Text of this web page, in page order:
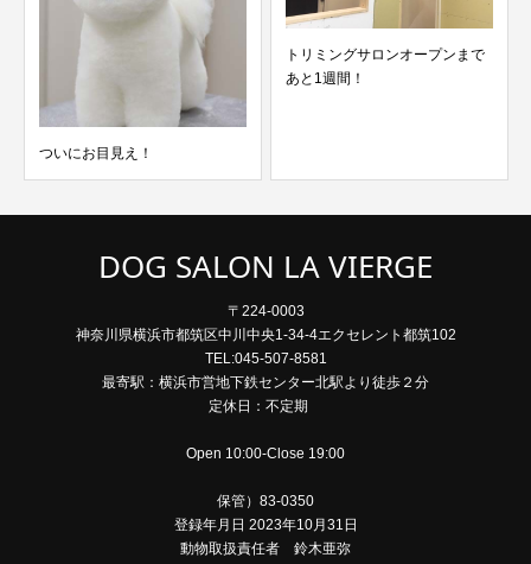
トリミングサロンオープンまで
あと1週間！
ご予約のキャンセルについて
DOG SALON LA VIERGE
〒224-0003
神奈川県横浜市都筑区中川中央1-34-4エクセレント都筑102
TEL:045-507-8581
最寄駅：横浜市営地下鉄センター北駅より徒歩２分
定休日：不定期
Open 10:00-Close 19:00
保管）83-0350
登録年月日 2023年10月31日
動物取扱責任者 鈴木亜弥